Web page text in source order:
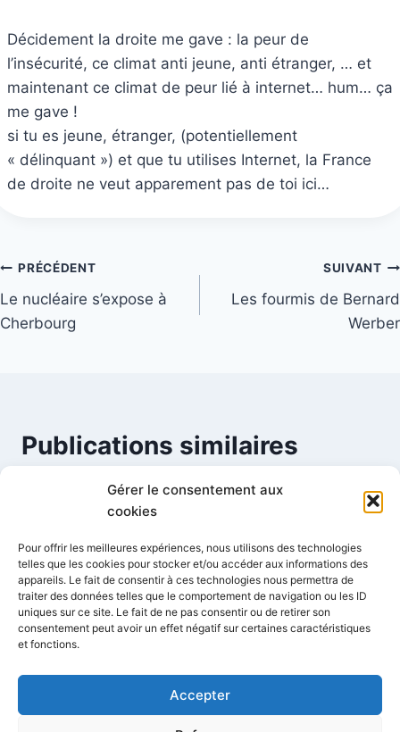
Gérer le consentement aux
cookies
Pour offrir les meilleures expériences, nous utilisons des technologies
telles que les cookies pour stocker et/ou accéder aux informations des
appareils. Le fait de consentir à ces technologies nous permettra de
traiter des données telles que le comportement de navigation ou les ID
uniques sur ce site. Le fait de ne pas consentir ou de retirer son
consentement peut avoir un effet négatif sur certaines caractéristiques
et fonctions.
Accepter
Décidement la droite me gave : la peur de
l’insécurité, ce climat anti jeune, anti étranger, … et
maintenant ce climat de peur lié à internet… hum… ça
me gave !
si tu es jeune, étranger, (potentiellement
« délinquant ») et que tu utilises Internet, la France
de droite ne veut apparement pas de toi ici…
Navigation
de
PRÉCÉDENT
Le nucléaire s’expose à
Cherbourg
SUIVANT
Les fourmis de Bernard
Werber
Publications similaires
Je M’équipe en Libre
Par Mignot Florent 4 avril 2006